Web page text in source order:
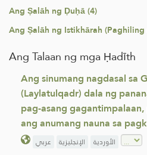
Ang Ṣalāh ng Ḍuḥā (4)
Ang Ṣalāh ng Istikhārah
Ang Talaan ng mga Ḥadīth
Ang sinumang nagdasal sa
(Laylatulqadr) dala ng
pag-asang
ang anumang nauna sa
عربي الإنجليزية الأوردية